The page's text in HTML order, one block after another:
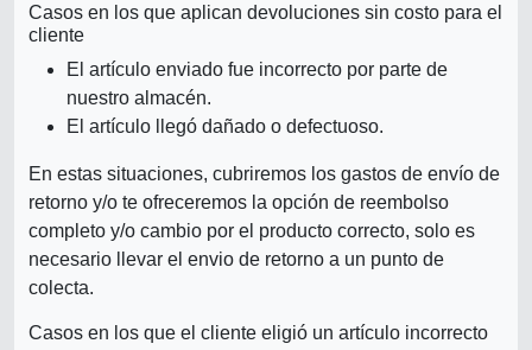
Casos en los que aplican devoluciones sin costo para el
cliente
El artículo enviado fue incorrecto por parte de
nuestro almacén.
El artículo llegó dañado o defectuoso.
En estas situaciones, cubriremos los gastos de envío de
retorno y/o te ofreceremos la opción de reembolso
completo y/o cambio por el producto correcto, solo es
necesario llevar el envio de retorno a un punto de
colecta.
Casos en los que el cliente eligió un artículo incorrecto